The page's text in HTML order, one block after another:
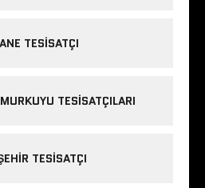
TESISATÇI
TESISATÇILARI
TESISATÇI